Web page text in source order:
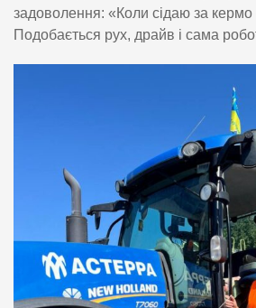
задоволення: «Коли сідаю за кермо
Подобається рух, драйв і сама